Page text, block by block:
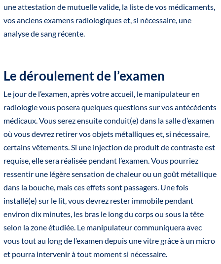
une attestation de mutuelle valide, la liste de vos médicaments,
vos anciens examens radiologiques et, si nécessaire, une
analyse de sang récente.
Le déroulement de l’examen
Le jour de l’examen, après votre accueil, le manipulateur en
radiologie vous posera quelques questions sur vos antécédents
médicaux. Vous serez ensuite conduit(e) dans la salle d’examen
où vous devrez retirer vos objets métalliques et, si nécessaire,
certains vêtements. Si une injection de produit de contraste est
requise, elle sera réalisée pendant l’examen. Vous pourriez
ressentir une légère sensation de chaleur ou un goût métallique
dans la bouche, mais ces effets sont passagers. Une fois
installé(e) sur le lit, vous devrez rester immobile pendant
environ dix minutes, les bras le long du corps ou sous la tête
selon la zone étudiée. Le manipulateur communiquera avec
vous tout au long de l’examen depuis une vitre grâce à un micro
et pourra intervenir à tout moment si nécessaire.